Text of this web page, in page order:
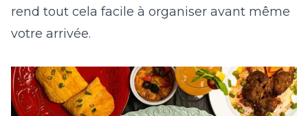
rend tout cela facile à organiser avant même
votre arrivée.